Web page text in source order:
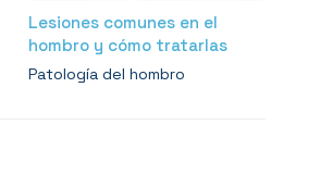
Lesiones comunes en el
hombro y cómo tratarlas
Patología del hombro